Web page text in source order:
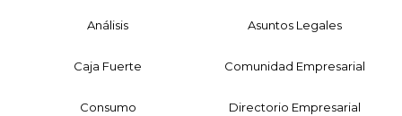
Análisis Asuntos Legales
Caja Fuerte Comunidad Empresarial
Consumo Directorio Empresarial